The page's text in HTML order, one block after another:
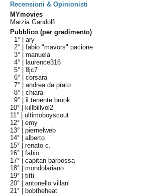
Recensioni & Opinionisti
MYmovies
Marzia Gandolfi
Pubblico (per gradimento)
1° |ary
2° |fabio "mavors" pacione
3° |manuela
4° |
laurence316
5° |8jc7
6° |corsara
7° |andrea da prato
8° |chiara
9° |il tenente brook
10° |
killbillvol2
11° |ultimoboyscout
12° |emy
13° |piernelweb
14° |alberto
15° |renato c.
16° |fabio
17° |capitan barbossa
18° |mondolariano
19° |titti
20° |antonello villani
21° |
bobtheheat